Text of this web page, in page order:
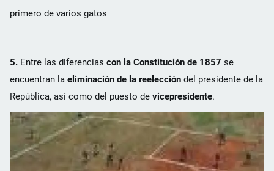
primero de varios gatos
5. Entre las diferencias con la Constitución de 1857 se
encuentran la eliminación de la reelección del presidente de la
República, así como del puesto de vicepresidente.